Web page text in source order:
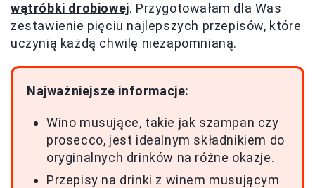
wątróbki drobiowej. Przygotowałam dla Was
zestawienie pięciu najlepszych przepisów, które
uczynią każdą chwilę niezapomnianą.
Najważniejsze informacje:
Wino musujące, takie jak szampan czy
prosecco, jest idealnym składnikiem do
oryginalnych drinków na różne okazje.
Przepisy na drinki z winem musującym